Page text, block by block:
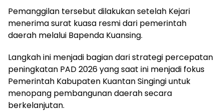
Pemanggilan tersebut dilakukan setelah Kejari
menerima surat kuasa resmi dari pemerintah
daerah melalui Bapenda Kuansing.
Langkah ini menjadi bagian dari strategi percepatan
peningkatan PAD 2026 yang saat ini menjadi fokus
Pemerintah Kabupaten Kuantan Singingi untuk
menopang pembangunan daerah secara
berkelanjutan.